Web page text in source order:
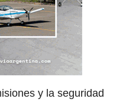
y la seguridad